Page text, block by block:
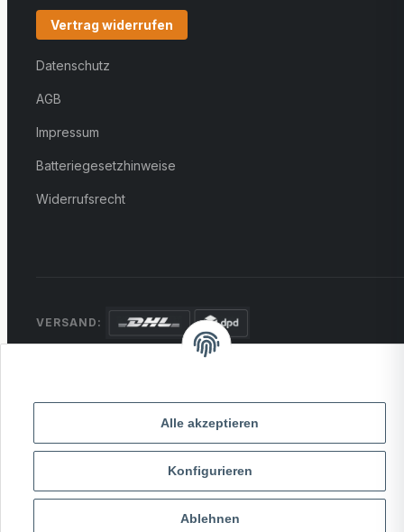
Alle akzeptieren
Konfigurieren
Ablehnen
Vertrag widerrufen
Datenschutz
AGB
Impressum
Batteriegesetzhinweise
Widerrufsrecht
VERSAND:
Überweisung
* Alle Preise inkl. gesetzlicher USt., zzgl.Versand
Powered byMD IT Solutions